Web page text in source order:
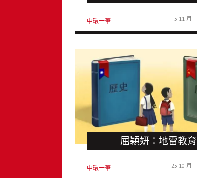
中環一筆 5 11 月
屈穎妍：地雷教育
中環一筆 25 10 月